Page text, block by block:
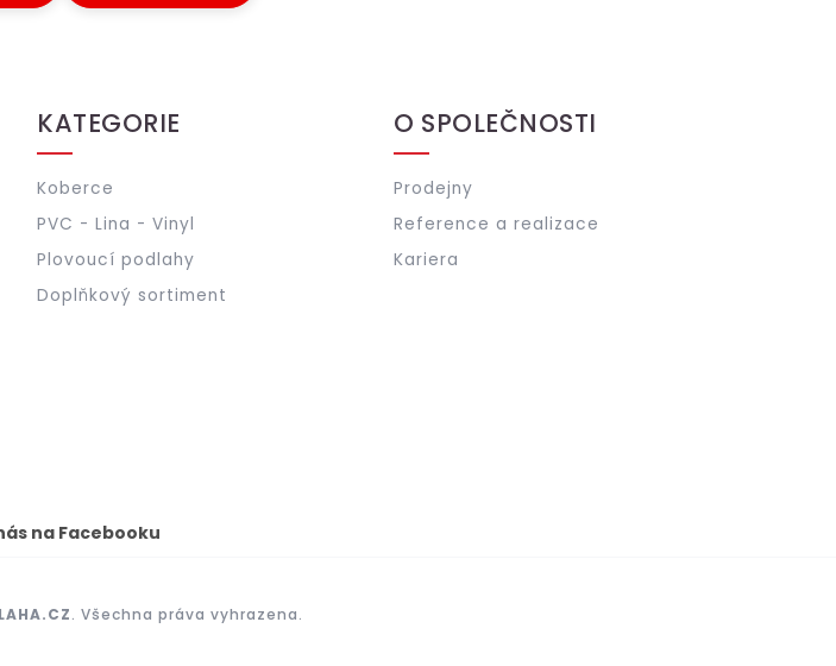
KATEGORIE
Koberce
PVC - Lina - Vinyl
Plovoucí podlahy
Doplňkový sortiment
O SPOLEČNOSTI
Prodejny
Reference a realizace
Kariera
na Facebooku
. Všechna práva vyhrazena.